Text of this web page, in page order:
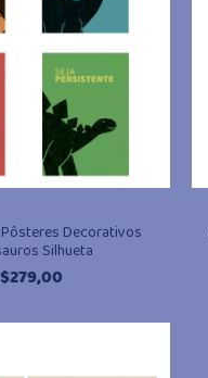
Decorativos
Silhueta
279,00